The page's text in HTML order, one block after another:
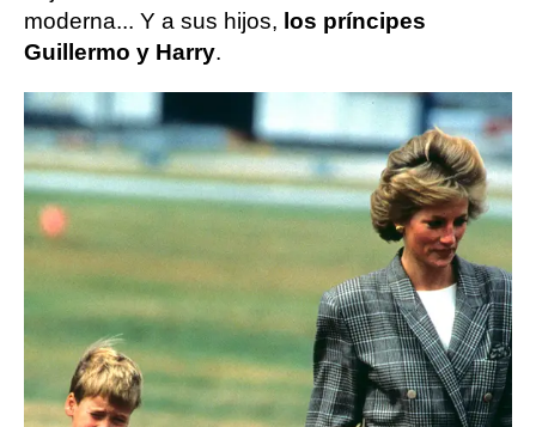
moderna... Y a sus hijos, los príncipes
Guillermo y Harry.